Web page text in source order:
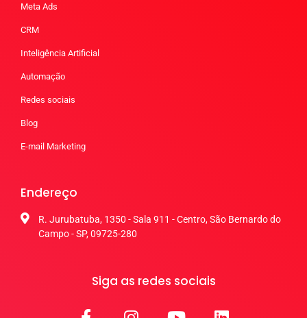
Meta Ads
CRM
Inteligência Artificial
Automação
Redes sociais
Blog
E-mail Marketing
Endereço
R. Jurubatuba, 1350 - Sala 911 - Centro, São Bernardo do
Campo - SP, 09725-280
Siga as redes sociais